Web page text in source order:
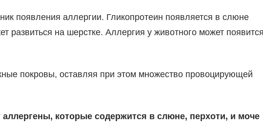
появления аллергии. Гликопротеин появляется в слюне
развиться на шерстке. Аллергия у животного может
покровы, оставляя при этом множество провоцирующей
которые содержится в слюне, перхоти, и моче